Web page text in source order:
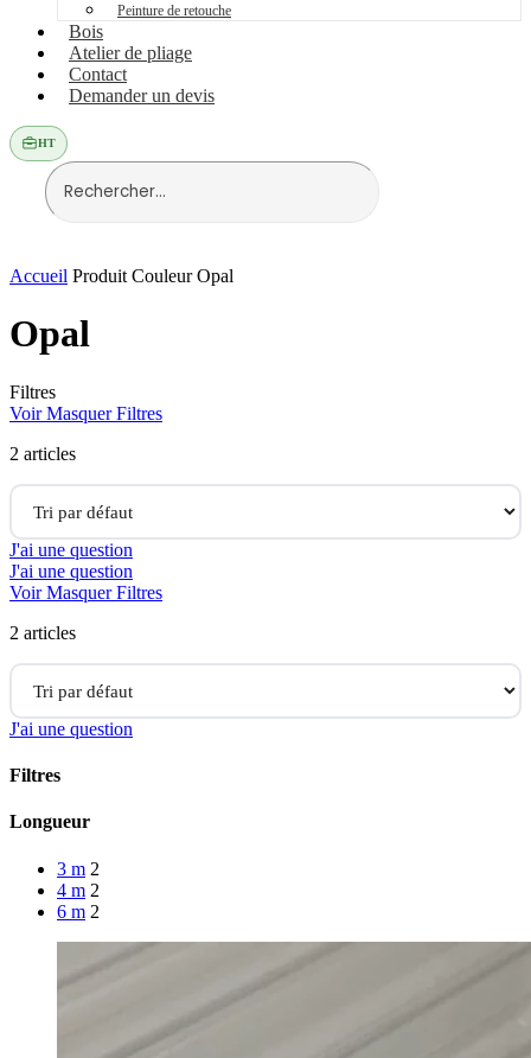
Peinture de retouche
Bois
Atelier de pliage
Contact
Demander un devis
HT
Accueil Produit Couleur Opal
Opal
Filtres
Voir Masquer Filtres
2 articles
J'ai une question
J'ai une question
Voir Masquer Filtres
2 articles
J'ai une question
Filtres
Close
Longueur
3 m 2
4 m 2
6 m 2